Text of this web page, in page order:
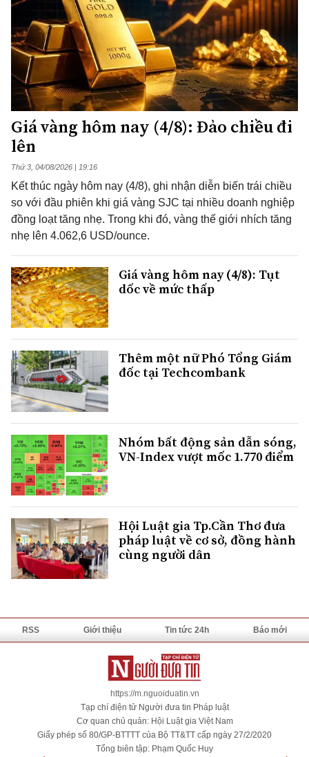
Giá vàng hôm nay (4/8): Đảo chiều đi
lên
Thứ 3, 04/08/2026 | 19:16
Kết thúc ngày hôm nay (4/8), ghi nhận diễn biến trái chiều
so với đầu phiên khi giá vàng SJC tại nhiều doanh nghiệp
đồng loạt tăng nhẹ. Trong khi đó, vàng thế giới nhích tăng
nhẹ lên 4.062,6 USD/ounce.
Giá vàng hôm nay (4/8): Tụt
dốc về mức thấp
Thêm một nữ Phó Tổng Giám
đốc tại Techcombank
Nhóm bất động sản dẫn sóng,
VN-Index vượt mốc 1.770 điểm
Hội Luật gia Tp.Cần Thơ đưa
pháp luật về cơ sở, đồng hành
cùng người dân
RSS Giới thiệu Tin tức 24h Báo mới
https://m.nguoiduatin.vn
Tạp chí điện tử Người đưa tin Pháp luật
Cơ quan chủ quản: Hội Luật gia Việt Nam
Giấy phép số 80/GP-BTTTT của Bộ TT&TT cấp ngày 27/2/2020
Tổng biên tập: Phạm Quốc Huy